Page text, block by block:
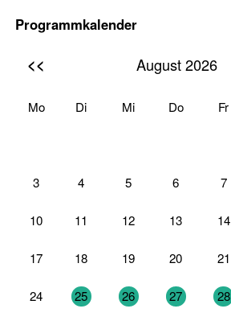
Programmkalender
<< August 2026
Mo Di Mi Do Fr
3 4 5 6 7
10 11 12 13 14
17 18 19 20 21
24 25 26 27 28